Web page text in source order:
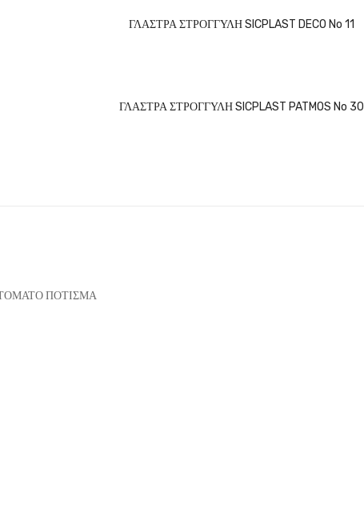
ΓΛΑΣΤΡΑ ΣΤΡΟΓΓΥΛΗ SICPLAST DECO No 11
ΓΛΑΣΤΡΑ ΣΤΡΟΓΓΥΛΗ SICPLAST PATMOS No 30